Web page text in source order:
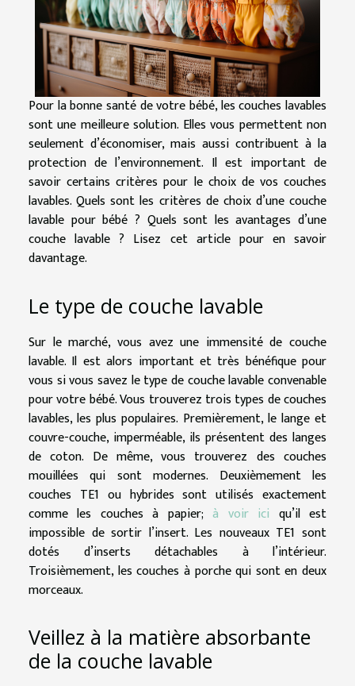
Pour la bonne santé de votre bébé, les couches lavables
sont une meilleure solution. Elles vous permettent non
seulement d’économiser, mais aussi contribuent à la
protection de l’environnement. Il est important de
savoir certains critères pour le choix de vos couches
lavables. Quels sont les critères de choix d’une couche
lavable pour bébé ? Quels sont les avantages d’une
couche lavable ? Lisez cet article pour en savoir
davantage.
Le type de couche lavable
Sur le marché, vous avez une immensité de couche
lavable. Il est alors important et très bénéfique pour
vous si vous savez le type de couche lavable convenable
pour votre bébé. Vous trouverez trois types de couches
lavables, les plus populaires. Premièrement, le lange et
couvre-couche, imperméable, ils présentent des langes
de coton. De même, vous trouverez des couches
mouillées qui sont modernes. Deuxièmement les
couches TE1 ou hybrides sont utilisés exactement
comme les couches à papier;à voir ici qu’il est
impossible de sortir l’insert. Les nouveaux TE1 sont
dotés d’inserts détachables à l’intérieur.
Troisièmement, les couches à porche qui sont en deux
morceaux.
Veillez à la matière absorbante
de la couche lavable